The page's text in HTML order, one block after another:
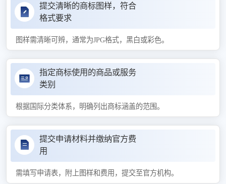
提交清晰的商标图样，符合
格式要求
图样需清晰可辨，通常为JPG格式，黑白或彩色。
指定商标使用的商品或服务
类别
根据国际分类体系，明确列出商标涵盖的范围。
提交申请材料并缴纳官方费
用
需填写申请表，附上图样和费用，提交至官方机构。